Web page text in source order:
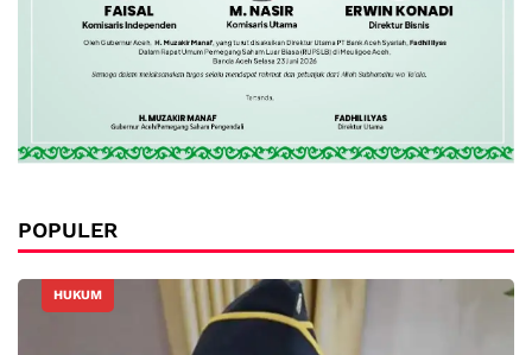
POPULER
HUKUM